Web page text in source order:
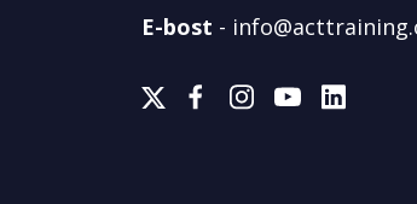
E-bost -